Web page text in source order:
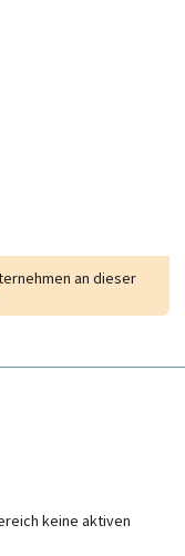
an dieser
keine aktiven